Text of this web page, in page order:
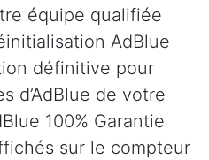
équipe qualifiée
AdBlue
définitive pour
d’AdBlue de votre
100% Garantie
sur le compteur